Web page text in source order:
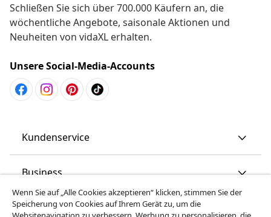
Schließen Sie sich über 700.000 Käufern an, die
wöchentliche Angebote, saisonale Aktionen und
Neuheiten von vidaXL erhalten.
Unsere Social-Media-Accounts
Kundenservice
Business
vidaXL
Wenn Sie auf „Alle Cookies akzeptieren“ klicken, stimmen Sie der
Speicherung von Cookies auf Ihrem Gerät zu, um die